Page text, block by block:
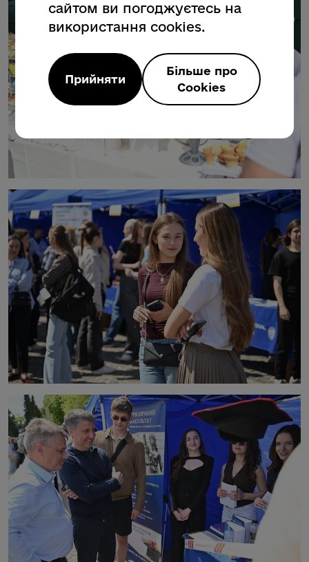
сайтом ви погоджуєтесь на
використання cookies.
Прийняти
Більше про
Cookies